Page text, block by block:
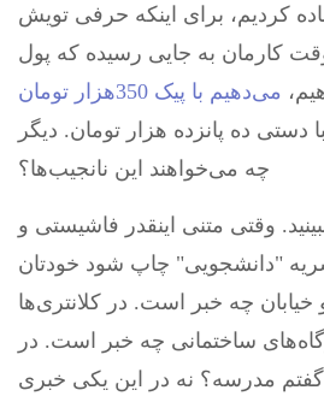
کردیم، برای اینکه حرفی تویش
کارمان به جایی رسیده که پول
می‌دهیم با پیک 350هزار تومان
دستی ده پانزده هزار تومان. دیگر
چه می‌خواهند این نانجیب‌ها؟
وقتی متنی اینقدر فاشیستی و
"دانشجویی" چاپ شود خودتان
خیابان چه خبر است. در کلانتری‌ها
ساختمانی چه خبر است. در
مدرسه؟ نه در این یکی خبری